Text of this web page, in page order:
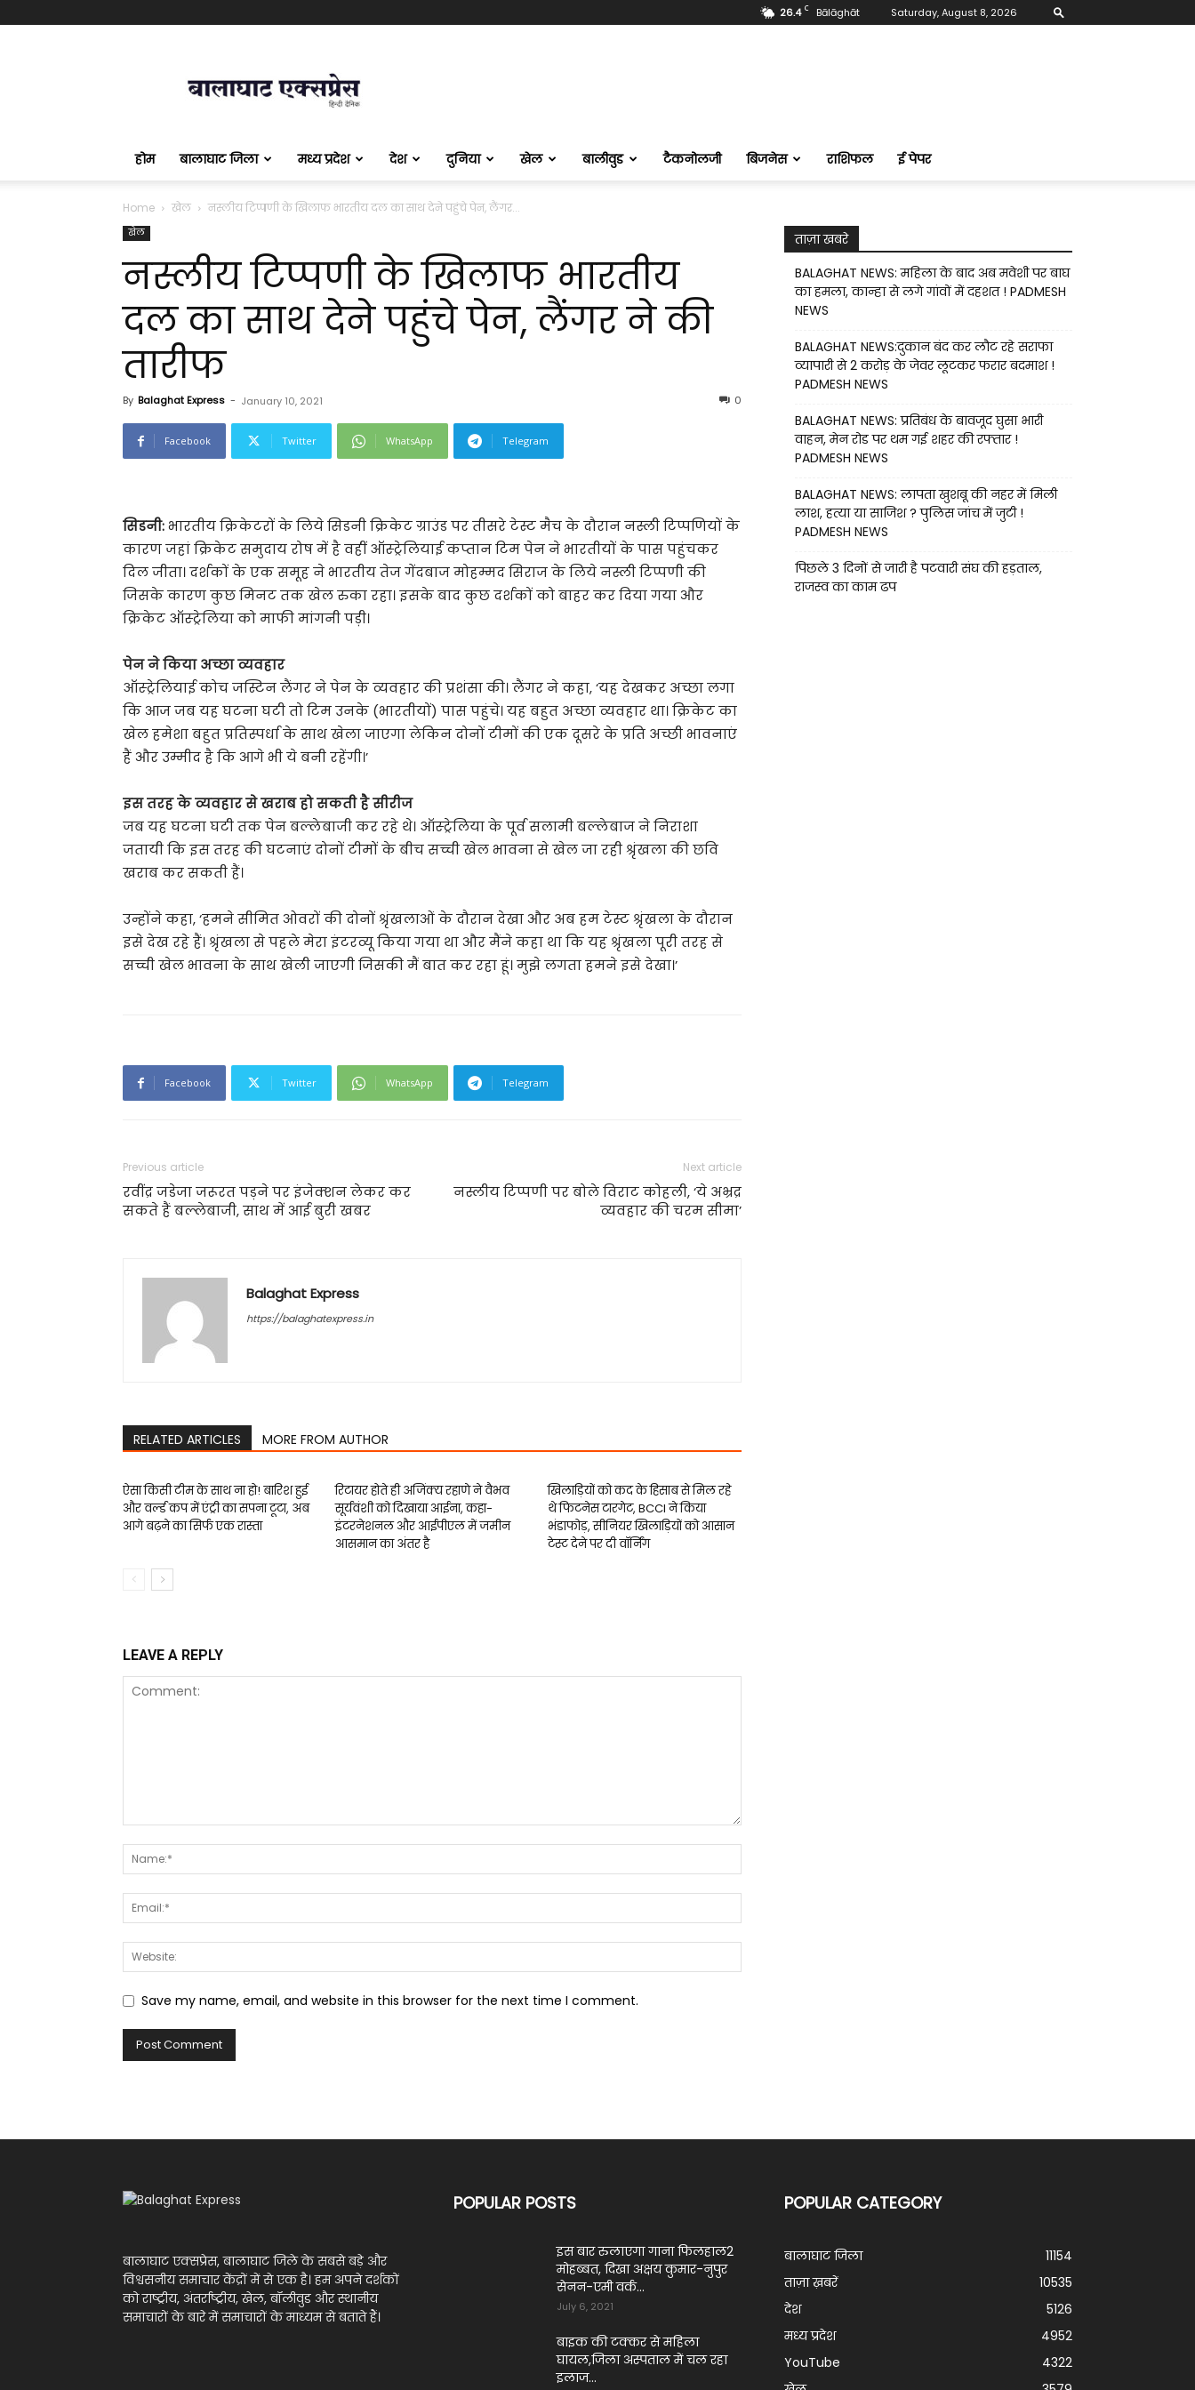
26.4 C Bālāghāt Saturday, August 8, 2026
एक्सप्रेस
होम बालाघाट जिला मध्य प्रदेश देश दुनिया खेल बालीवुड टैकनोलजी बिजनेस राशिफल ई पेपर
Home खेल नस्लीय टिप्पणी के खिलाफ भारतीय दल का साथ देने पहुंचे पेन, लैंगर...
खेल
नस्लीय टिप्पणी के खिलाफ भारतीय
दल का साथ देने पहुंचे पेन, लैंगर ने की
तारीफ
By Balaghat Express - January 10, 2021 0
Facebook Twitter WhatsApp Telegram
सिडनी:भारतीय क्रिकेटरों के लिये सिडनी क्रिकेट ग्राउंड पर तीसरे टेस्ट मैच के दौरान नस्ली टिप्पणियों के
कारण जहां क्रिकेट समुदाय रोष में है वहीं ऑस्ट्रेलियाई कप्तान टिम पेन ने भारतीयों के पास पहुंचकर
दिल जीता। दर्शकों के एक समूह ने भारतीय तेज गेंदबाज मोहम्मद सिराज के लिये नस्ली टिप्पणी की
जिसके कारण कुछ मिनट तक खेल रुका रहा। इसके बाद कुछ दर्शकों को बाहर कर दिया गया और
क्रिकेट ऑस्ट्रेलिया को माफी मांगनी पड़ी।
पेन ने किया अच्छा व्यवहार
ऑस्ट्रेलियाई कोच जस्टिन लैंगर ने पेन के व्यवहार की प्रशंसा की। लैंगर ने कहा, ‘यह देखकर अच्छा लगा
कि आज जब यह घटना घटी तो टिम उनके (भारतीयों) पास पहुंचे। यह बहुत अच्छा व्यवहार था। क्रिकेट का
खेल हमेशा बहुत प्रतिस्पर्धा के साथ खेला जाएगा लेकिन दोनों टीमों की एक दूसरे के प्रति अच्छी भावनाएं
हैं और उम्मीद है कि आगे भी ये बनी रहेंगी।’
इस तरह के व्यवहार से खराब हो सकती है सीरीज
जब यह घटना घटी तक पेन बल्लेबाजी कर रहे थे। ऑस्ट्रेलिया के पूर्व सलामी बल्लेबाज ने निराशा
जतायी कि इस तरह की घटनाएं दोनों टीमों के बीच सच्ची खेल भावना से खेल जा रही श्रृंखला की छवि
खराब कर सकती हैं।
उन्होंने कहा, ‘हमने सीमित ओवरों की दोनों श्रृंखलाओं के दौरान देखा और अब हम टेस्ट श्रृंखला के दौरान
इसे देख रहे हैं। श्रृंखला से पहले मेरा इंटरव्यू किया गया था और मैंने कहा था कि यह श्रृंखला पूरी तरह से
सच्ची खेल भावना के साथ खेली जाएगी जिसकी मैं बात कर रहा हूं। मुझे लगता हमने इसे देखा।’
Facebook Twitter WhatsApp Telegram
Previous article
रवींद्र जडेजा जरूरत पड़ने पर इंजेक्‍शन लेकर कर
सकते हैं बल्‍लेबाजी, साथ में आई बुरी खबर
Next article
नस्लीय टिप्पणी पर बोले विराट कोहली, ‘ये अभ्रद्र
व्यवहार की चरम सीमा’
Balaghat Express
https://balaghatexpress.in
RELATED ARTICLES MORE FROM AUTHOR
ऐसा किसी टीम के साथ ना हो! बारिश हुई
और वर्ल्ड कप में एंट्री का सपना टूटा, अब
आगे बढ़ने का सिर्फ एक रास्ता
रिटायर होते ही अजिंक्य रहाणे ने वैभव
सूर्यवंशी को दिखाया आईना, कहा-
इंटरनेशनल और आईपीएल में जमीन
आसमान का अंतर है
खिलाड़ियों को कद के हिसाब से मिल रहे
थे फिटनेस टारगेट, BCCI ने किया
भंडाफोड़, सीनियर खिलाड़ियों को आसान
टेस्ट देने पर दी वॉर्निंग
LEAVE A REPLY
Save my name, email, and website in this browser for the next time I comment.
ताज़ा खबरे
BALAGHAT NEWS: महिला के बाद अब मवेशी पर बाघ
का हमला, कान्हा से लगे गांवों में दहशत ! PADMESH
NEWS
BALAGHAT NEWS:दुकान बंद कर लौट रहे सराफा
व्यापारी से 2 करोड़ के जेवर लूटकर फरार बदमाश !
PADMESH NEWS
BALAGHAT NEWS: प्रतिबंध के बावजूद घुसा भारी
वाहन, मेन रोड पर थम गई शहर की रफ्तार !
PADMESH NEWS
BALAGHAT NEWS: लापता खुशबू की नहर में मिली
लाश, हत्या या साजिश ? पुलिस जांच में जुटी !
PADMESH NEWS
पिछले 3 दिनों से जारी है पटवारी संघ की हड़ताल,
राजस्व का काम ढप
बालाघाट एक्सप्रेस, बालाघाट जिले के सबसे बड़े और
विश्वसनीय समाचार केंद्रों में से एक है। हम अपने दर्शकों
को राष्ट्रीय, अंतर्राष्ट्रीय, खेल, बॉलीवुड और स्थानीय
समाचारों के बारे में समाचारों के माध्यम से बताते हैं।
POPULAR POSTS
इस बार रुलाएगा गाना फिलहाल2
मोहब्बत, दिखा अक्षय कुमार-नुपुर
सेनन-एमी वर्क...
July 6, 2021
बाइक की टक्कर से महिला
घायल,जिला अस्पताल में चल रहा
इलाज...
POPULAR CATEGORY
बालाघाट जिला
11154
ताज़ा ख़बरें
10535
देश
5126
मध्य प्रदेश
4952
YouTube
4322